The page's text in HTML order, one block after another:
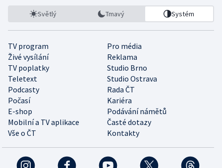
Světlý Tmavý Systém
TV program
Pro média
Živé vysílání
Reklama
TV poplatky
Studio Brno
Teletext
Studio Ostrava
Podcasty
Rada ČT
Počasí
Kariéra
E-shop
Podávání námětů
Mobilní a TV aplikace
Časté dotazy
Vše o ČT
Kontakty